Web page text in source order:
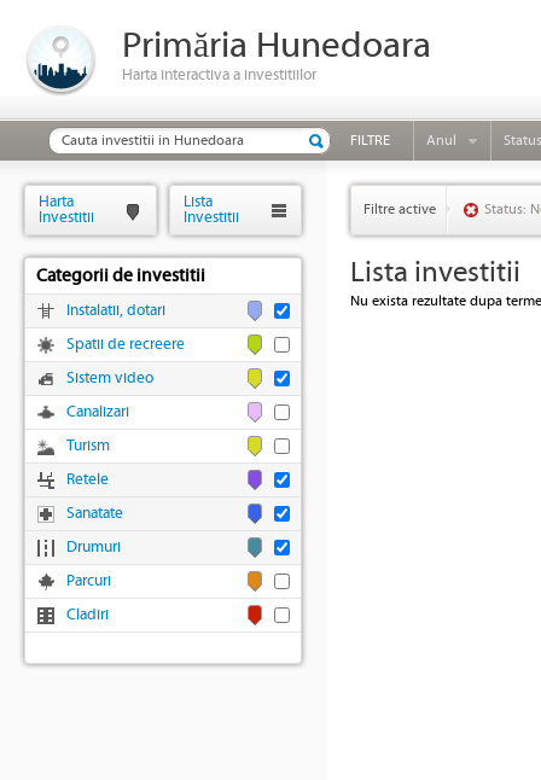
Primăria Hunedoara
Harta interactiva a investitiilor
FILTRE Anul Status
Filtre active Status:
Lista investitii
Nu exista rezultate dupa
Harta
Investitii
Lista
Investitii
Categorii de investitii
Instalatii, dotari
Spatii de recreere
Sistem video
Canalizari
Turism
Retele
Sanatate
Drumuri
Parcuri
Cladiri